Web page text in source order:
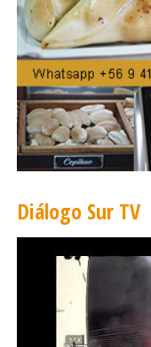
Diálogo Sur TV